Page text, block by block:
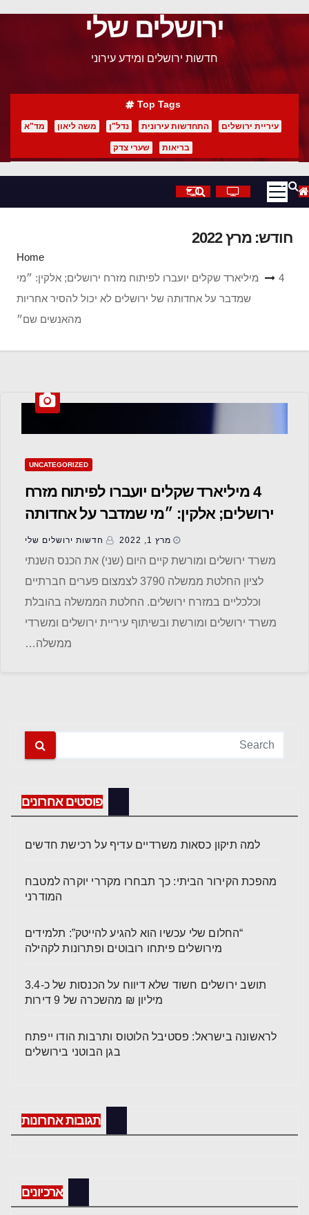
ירושלים שלי
חדשות ירושלים ומידע עירוני
Top Tags
עיריית ירושלים התחדשות עירונית נדל"ן משה ליאון מד"א
בריאות שערי צדק
חודש:מרץ 2022
Home
4 מיליארד שקלים יועברו לפיתוח מזרח ירושלים; אלקין: ״מי
שמדבר על אחדותה של ירושלים לא יכול להסיר אחריות
מהאנשים שם״
UNCATEGORIZED
4 מיליארד שקלים יועברו לפיתוח מזרח
ירושלים; אלקין: ״מי שמדבר על אחדותה
של ירושלים לא יכול להסיר אחריות
מהאנשים שם״
מרץ 1, 2022 חדשות ‫ירושלים שלי
משרד ירושלים ומורשת קיים היום (שני) את הכנס השנתי
לציון החלטת ממשלה 3790 לצמצום פערים חברתיים
וכלכליים במזרח ירושלים. החלטת הממשלה בהובלת
משרד ירושלים ומורשת ובשיתוף עיריית ירושלים ומשרדי
ממשלה…
פוסטים אחרונים
למה תיקון כסאות משרדיים עדיף על רכישת חדשים
מהפכת הקירור הביתי: כך תבחרו מקררי יוקרה למטבח
המודרני
“החלום שלי עכשיו הוא להגיע להייטק”: תלמידים
מירושלים פיתחו רובוטים ופתרונות לקהילה
תושב ירושלים חשוד שלא דיווח על הכנסות של כ-3.4
מיליון ₪ מהשכרה של 9 דירות
לראשונה בישראל: פסטיבל הלוטוס ותרבות הודו ייפתח
בגן הבוטני בירושלים
תגובות אחרונות
ארכיונים